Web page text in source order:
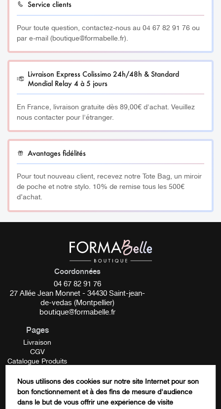
pinceaux et travailler dans des conditions optimales
Il permet d’organiser facilement les pinceaux tout en
assurant leur propreté et en prolongeant leur durée de vie.
Travaillez plus efficacement avec vos pinceaux toujours à
portée de main.
_________
Les avantages du support pinceau sont :
Organisation: Garder vos pinceaux bien rangés et
facilement accessibles.
Hygiène: Évitez que les pinceaux ne touchent des
surfaces sales, réduisant ainsi le risque de
contamination croisée.
position optimale pour éviter que les poils ne se
Support Pinceau onglerie Ref: 561
À savoir : Support avec 5 emplacements pour poser vos
Parfait pour intégrer votre poste de travail et réaliser
toutes vos prestations en onglerie.
Vendu vide sans pinceau
Service clients
Pour toute question, contactez-nous au 04 67 82 91 76 ou
par e-mail (boutique@formabelle.fr).
Livraison Express Colissimo 24h/48h & Standard
Mondial Relay 4 à 5 jours
En France, livraison gratuite dès 89,00€ d'achat. Veuillez
nous contacter pour l'étranger.
Avantages fidélités
Pour tout nouveau client, recevez notre Tote Bag, un miroir
de poche et notre stylo. 10% de remise tous les 500€
d’achat.
Instagram
Coordonnées
04 67 82 91 76
27 Allée Jean Monnet - 34430 Saint-jean-
de-vedas (Montpellier)
boutique@formabelle.fr
Pages
Livraison
CGV
Catalogue Produits
Contactez-nous
FORMATION
Nous utilisons des cookies sur notre site Internet pour son
bon fonctionnement et à des fins de mesure d'audience
dans le but de vous offrir une expérience de visite